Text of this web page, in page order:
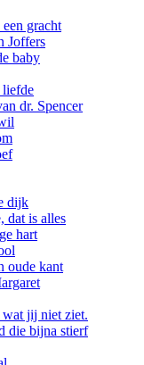
gracht
Joffers
baby
liefde
dr. Spencer
dijk
dat is alles
hart
oude kant
jij niet ziet.
die bijna stierf